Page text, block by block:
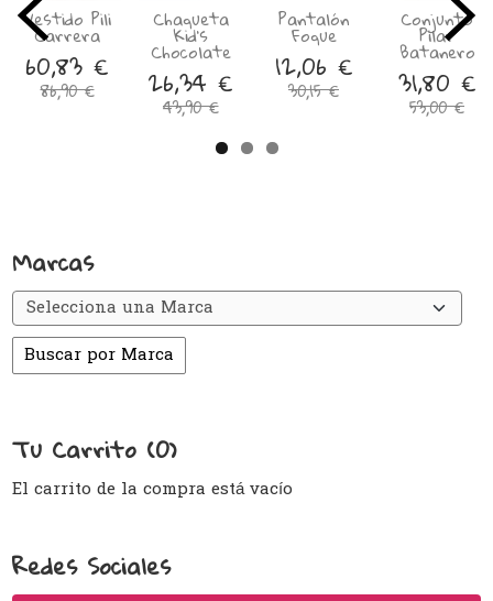
Marcas
Tu Carrito (0)
El carrito de la compra está vacío
Redes Sociales
Vestido Pili
Carrera
60,83 €
86,90 €
Chaqueta
Kid’s
Chocolate
26,34 €
43,90 €
Pantalón
Foque
12,06 €
30,15 €
Conjunto
Pilar
Batanero
31,80 €
53,00 €